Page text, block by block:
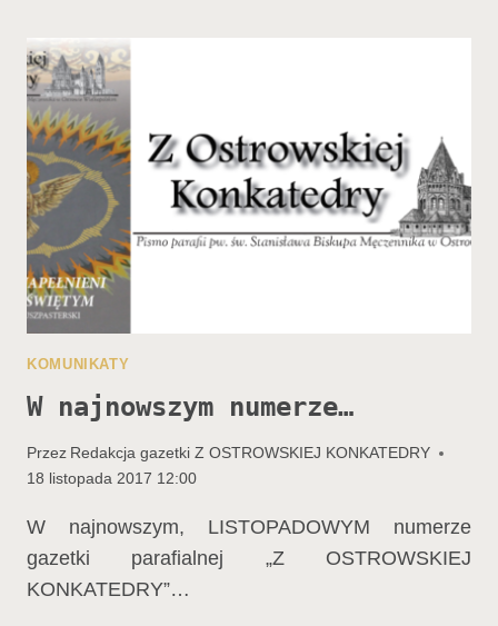
KOMUNIKATY
W najnowszym numerze…
Przez Redakcja gazetki Z OSTROWSKIEJ KONKATEDRY
18 listopada 2017 12:00
W najnowszym, LISTOPADOWYM numerze
gazetki parafialnej „Z OSTROWSKIEJ
KONKATEDRY”…